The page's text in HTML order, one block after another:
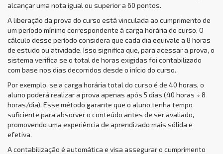
alcançar uma nota igual ou superior a 60 pontos.
A liberação da prova do curso está vinculada ao cumprimento de
um período mínimo correspondente à carga horária do curso. O
cálculo desse período considera que cada dia equivale a 8 horas
de estudo ou atividade. Isso significa que, para acessar a prova, o
sistema verifica se o total de horas exigidas foi contabilizado
com base nos dias decorridos desde o início do curso.
Por exemplo, se a carga horária total do curso é de 40 horas, o
aluno poderá realizar a prova apenas após 5 dias (40 horas ÷ 8
horas/dia). Esse método garante que o aluno tenha tempo
suficiente para absorver o conteúdo antes de ser avaliado,
promovendo uma experiência de aprendizado mais sólida e
efetiva.
A contabilização é automática e visa assegurar o cumprimento